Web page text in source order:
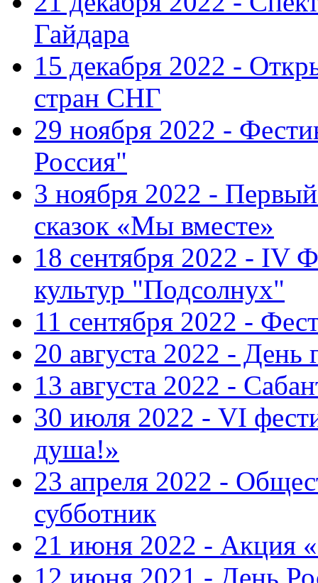
Гайдара
15 декабря 2022 -
стран СНГ
29 ноября 2022 -
Россия"
3 ноября 2022 -
сказок «Мы вместе»
18 сентября 2022 - IV
культур "Подсолнух"
11 сентября 2022 -
20 августа 2022 - День
13 августа 2022 -
30 июля 2022 - VI
душа!»
23 апреля 2022 -
субботник
21 июня 2022 - Акция
12 июня 2021 - День